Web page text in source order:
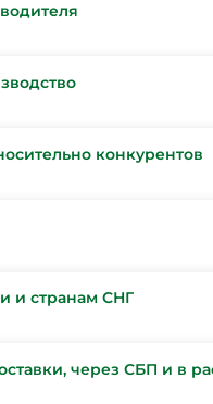
конкурентов
и странам СНГ
через СБП и в